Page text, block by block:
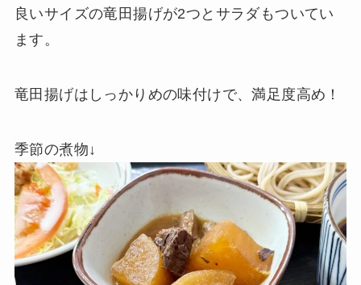
良いサイズの竜田揚げが2つとサラダもついてい
ます。
竜田揚げはしっかりめの味付けで、満足度高め！
季節の煮物↓